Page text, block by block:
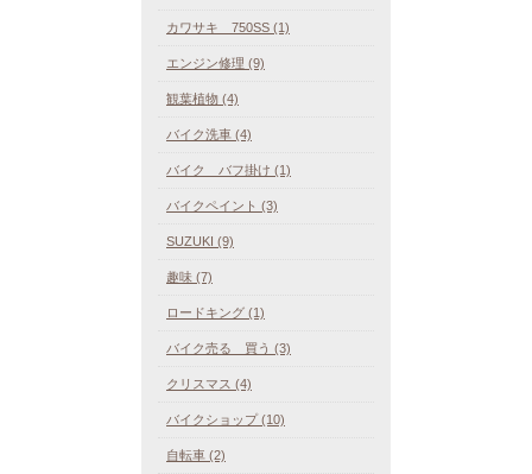
カワサキ 750SS (1)
エンジン修理 (9)
観葉植物 (4)
バイク洗車 (4)
バイク バフ掛け (1)
バイクペイント (3)
SUZUKI (9)
趣味 (7)
ロードキング (1)
バイク売る 買う (3)
クリスマス (4)
バイクショップ (10)
自転車 (2)